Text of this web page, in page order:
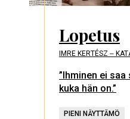
Lopetus
IMRE KERTÉSZ ‒
”Ihminen ei
kuka hän on.”
PIENI NÄYTTÄMÖ